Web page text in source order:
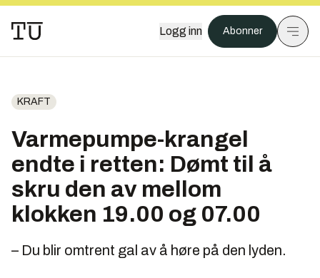
Logg inn Abonner
KRAFT
Varmepumpe-krangel
endte i retten: Dømt til å
skru den av mellom
klokken 19.00 og 07.00
– Du blir omtrent gal av å høre på den lyden.